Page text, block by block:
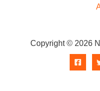
Copyright © 2026